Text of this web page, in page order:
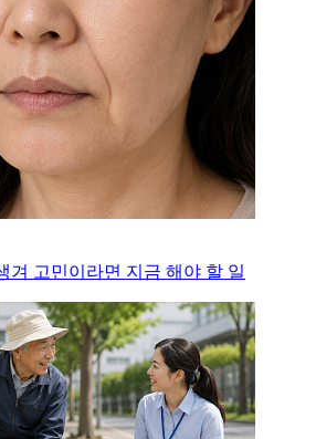
겨 고민이라면 지금 해야 할 일